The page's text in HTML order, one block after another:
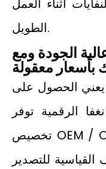
أثناء العمل
الطويل.
الجودة ومع
بأسعار معقولة
يعني الحصول على
الرقمية توفر
تخصيص OEM / ODM بناء على متطلبات العينة.
القياسية للتصدير